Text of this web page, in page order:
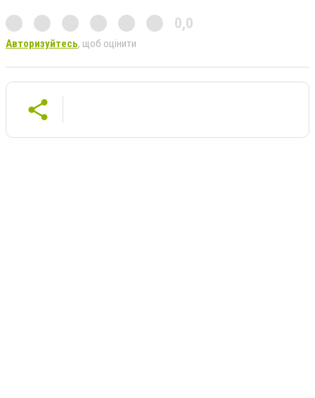
0,0
Авторизуйтесь, щоб оцінити